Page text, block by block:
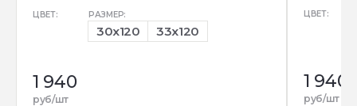
ЦВЕТ: РАЗМЕР:
30x120 33x120
1 940
руб/шт
ЦВЕТ:
1 940
руб/шт